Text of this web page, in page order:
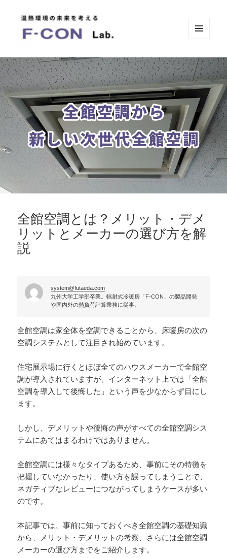
温熱環境の未来を考えるF-CONラボ
by FUTAEDA
ィジェ
ット
全館空調とは？メリット・デメ
リットとメーカーの選び方を解
説
system@futaeda.com
九州大学工学部卒業。輻射式冷暖房「F-CON」の製品開発
や国内外の熱負荷計算業務に従事。
全館空調は家全体を空調できることから、床暖房の次の
空調システムとして注目され始めています。
住宅展示場に行くとほぼ全てのハウスメーカーで全館空
調が導入されていますが、インターネット上では「全館
空調を導入して後悔した」という声を少なからず目にし
ます。
しかし、デメリットや後悔の声がすべての全館空調シス
テムにあてはまるわけではありません。
全館空調には様々なタイプあるため、事前にその特徴を
把握していなかったり、使い方を誤ってしまうことで、
ネガティブなレビューにつながってしまうケースが多い
のです。
本記事では、事前に知っておくべき全館空調の基礎知識
から、メリット・デメリットの考察、さらには全館空調
メーカーの選び方までをご紹介します。